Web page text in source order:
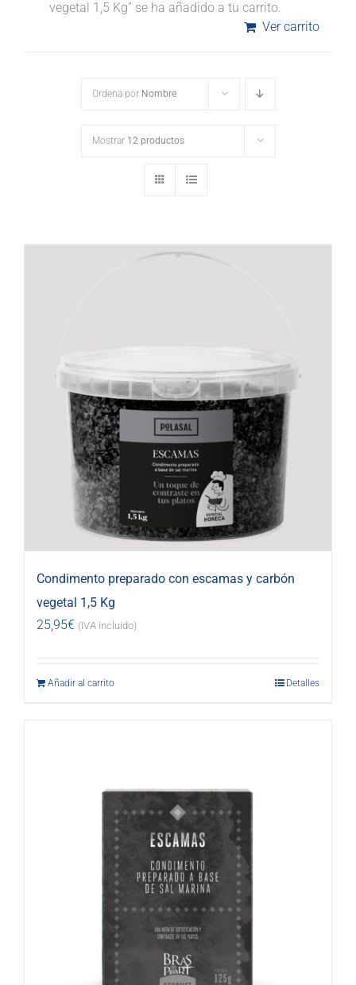
vegetal 1,5 Kg” se ha añadido a tu carrito.
Ver carrito
Ordena por Nombre
Mostrar 12 productos
Condimento preparado con escamas y carbón
vegetal 1,5 Kg
25,95€ (IVA incluido)
Añadir al carrito Detalles